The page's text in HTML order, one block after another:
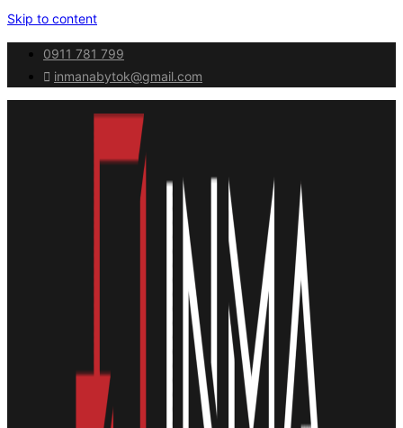
Skip to content
0911 781 799
inmanabytok@gmail.com